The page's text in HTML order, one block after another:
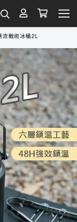
流戰術冰桶2L